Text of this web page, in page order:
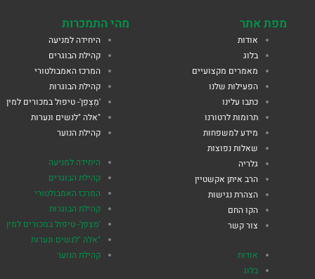
מפת אתר
אודות
בלוג
מאמרים מקצועיים
הפעילות שלנו
כתבו עלינו
תרומות לרטורנו
מידע למשפחות
שאלות נפוצות
גלריה
הרב איתן אקשטיין
הצהרת נגישות
הקו החם
צור קשר
אודות
בלוג
מהי התמכרות
היחידה למניעה
קהילת הבוגרים
המרכז האמבולטורי
קהילת הבוגרות
'מַצְפֵן'- טיפול במכורים למין
"אלה "לנשים ונערות
קהילת הנוער
היחידה למניעה
קהילת הבוגרים
המרכז האמבולטורי
קהילת הבוגרות
'מַצְפֵן'- טיפול במכורים למין
"אלה "לנשים ונערות
קהילת הנוער